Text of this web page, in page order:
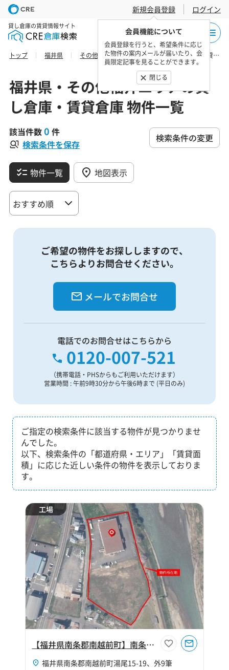
新規会員登録
会員機能について
会員登録を行うと、希望条件に応じ
た物件の案内メールが届いたり、会
員限定記事を見ることができます。
閉じる
ログイン
貸し倉庫の賃貸情報サイト
トップ 福井県 その他福井エリア 福井市の貸し倉庫・賃貸倉庫 物件一覧
福井県・その他福井エリアの貸
し倉庫・賃貸倉庫 物件一覧
該当件数0 件
検索条件を保存
検索条件の変更
物件一覧 地図表示
ご希望の物件をお探ししますので、
こちらよりお問合せください。
メールでお問合せ
電話でのお問合せはこちらから
0120-007-521
（携帯電話・PHSからもご利用いただけます）
営業時間 : 午前9時30分から午後6時まで (平日のみ)
ご指定の検索条件に該当する物件が見つかりませ
んでした。
以下、検索条件の「都道府県・エリア」「賃貸面
積」に応じた近しい条件の物件を表示しておりま
す。
工場
【福井県南条郡南越前町】南条郡南越前町湯尾424坪工場
福井県南条郡南越前町湯尾15-19、外9筆